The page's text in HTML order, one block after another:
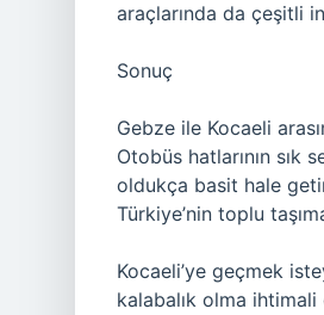
araçlarında da çeşitli
Sonuç
Gebze ile Kocaeli
Otobüs hatlarının sık
oldukça basit hale
Türkiye’nin toplu
Kocaeli’ye geçmek
kalabalık olma